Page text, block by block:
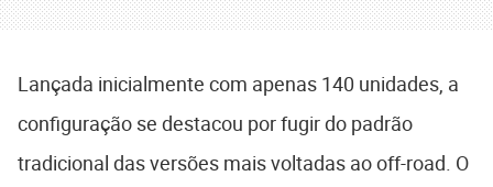
Lançada inicialmente com apenas 140 unidades, a
configuração se destacou por fugir do padrão
tradicional das versões mais voltadas ao off-road. O